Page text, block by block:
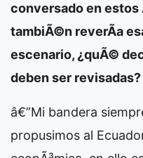
conversado en estos
tambiÃ©n reverÃ­a
escenario, ¿quÃ©
deben ser revisadas?
â€”Mi bandera
propusimos al